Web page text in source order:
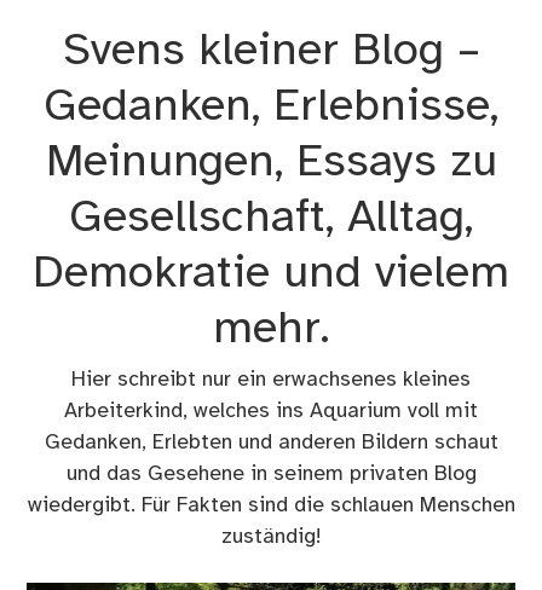
Svens kleiner Blog –
Gedanken, Erlebnisse,
Meinungen, Essays zu
Gesellschaft, Alltag,
Demokratie und vielem
mehr.
Hier schreibt nur ein erwachsenes kleines
Arbeiterkind, welches ins Aquarium voll mit
Gedanken, Erlebten und anderen Bildern schaut
und das Gesehene in seinem privaten Blog
wiedergibt. Für Fakten sind die schlauen Menschen
zuständig!